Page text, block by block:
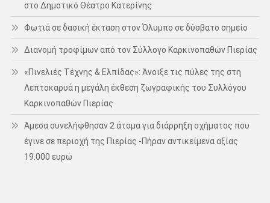
στο Δημοτικό Θέατρο Κατερίνης
Φωτιά σε δασική έκταση στον Όλυμπο σε δύσβατο σημείο
Διανομή τροφίμων από τον Σύλλογο Καρκινοπαθών Πιερίας
«Πινελιές Τέχνης & Ελπίδας»: Άνοιξε τις πύλες της στη
Λεπτοκαρυά η μεγάλη έκθεση ζωγραφικής του Συλλόγου
Καρκινοπαθών Πιερίας
Άμεσα συνελήφθησαν 2 άτομα για διάρρηξη οχήματος που
έγινε σε περιοχή της Πιερίας -Πήραν αντικείμενα αξίας
19.000 ευρώ